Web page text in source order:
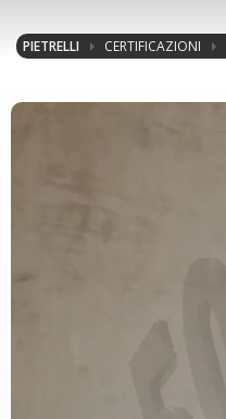
pietrelliporte.it
PIETRELLI CERTIFICAZIONI